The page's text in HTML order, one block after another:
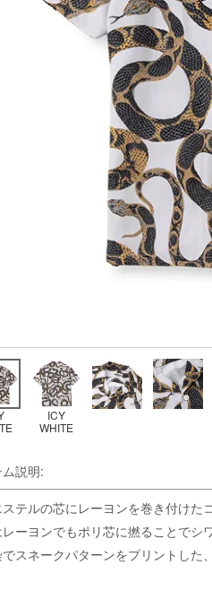
ICY
WHITE
説明:
テルの芯にレーヨンを巻き付けた
ーヨンでもポリ芯に撚ることでシ
スネークパターンをプリントした